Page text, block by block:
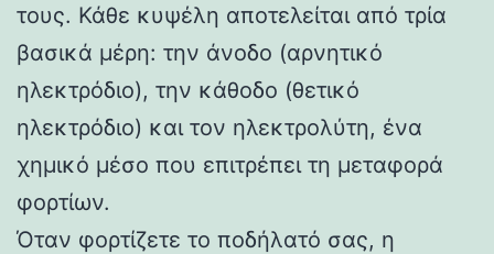
τους. Κάθε κυψέλη αποτελείται από τρία
βασικά μέρη: την άνοδο (αρνητικό
ηλεκτρόδιο), την κάθοδο (θετικό
ηλεκτρόδιο) και τον ηλεκτρολύτη, ένα
χημικό μέσο που επιτρέπει τη μεταφορά
φορτίων.
Όταν φορτίζετε το ποδήλατό σας, η